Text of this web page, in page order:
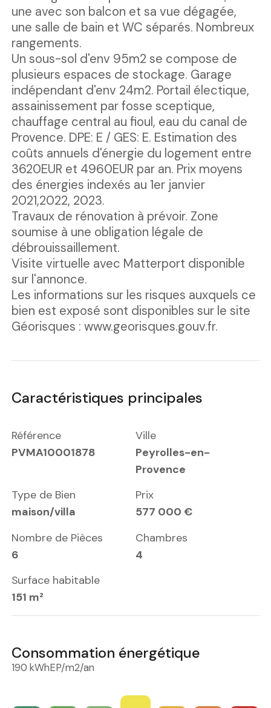
une avec son balcon et sa vue dégagée,
une salle de bain et WC séparés. Nombreux
rangements.
Un sous-sol d'env 95m2 se compose de
plusieurs espaces de stockage. Garage
indépendant d'env 24m2. Portail électique,
assainissement par fosse sceptique,
chauffage central au fioul, eau du canal de
Provence. DPE: E / GES: E. Estimation des
coûts annuels d'énergie du logement entre
3620EUR et 4960EUR par an. Prix moyens
des énergies indexés au 1er janvier
2021,2022, 2023.
Travaux de rénovation à prévoir. Zone
soumise à une obligation légale de
débrouissaillement.
Visite virtuelle avec Matterport disponible
sur l'annonce.
Les informations sur les risques auxquels ce
bien est exposé sont disponibles sur le site
Géorisques : www.georisques.gouv.fr.
Caractéristiques principales
Référence
PVMA10001878
Ville
Peyrolles-en-
Provence
Type de Bien
maison/villa
Prix
577 000 €
Nombre de Pièces
6
Chambres
4
Surface habitable
151 m²
Consommation énergétique
190 kWhEP/m2/an